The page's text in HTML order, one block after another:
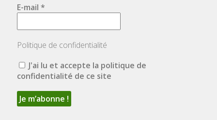
E-mail *
Politique de confidentialité
J'ai lu et accepte la politique de
confidentialité de ce site